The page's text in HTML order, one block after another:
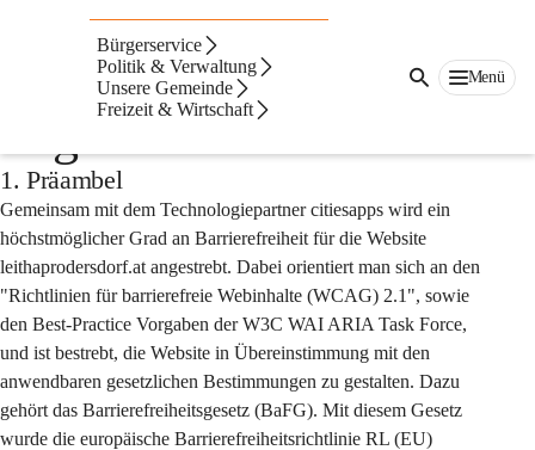
Bürgerservice
Politik & Verwaltung
Unsere Gemeinde
Freizeit & Wirtschaft
Menü
Barrierefreiheitserklär
ung der Website
1. Präambel
Gemeinsam mit dem Technologiepartner citiesapps wird ein
höchstmöglicher Grad an Barrierefreiheit für die Website
leithaprodersdorf.at angestrebt. Dabei orientiert man sich an den
"Richtlinien für barrierefreie Webinhalte (WCAG) 2.1", sowie
den Best-Practice Vorgaben der W3C WAI ARIA Task Force,
und ist bestrebt, die Website in Übereinstimmung mit den
anwendbaren gesetzlichen Bestimmungen zu gestalten. Dazu
gehört das Barrierefreiheitsgesetz (BaFG). Mit diesem Gesetz
wurde die europäische Barrierefreiheitsrichtlinie RL (EU)